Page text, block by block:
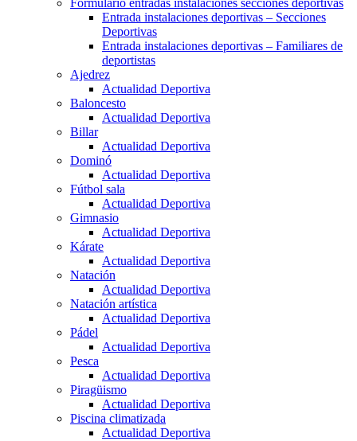
Formulario entradas instalaciones secciones deportivas
Entrada instalaciones deportivas – Secciones
Deportivas
Entrada instalaciones deportivas – Familiares de
deportistas
Ajedrez
Actualidad Deportiva
Baloncesto
Actualidad Deportiva
Billar
Actualidad Deportiva
Dominó
Actualidad Deportiva
Fútbol sala
Actualidad Deportiva
Gimnasio
Actualidad Deportiva
Kárate
Actualidad Deportiva
Natación
Actualidad Deportiva
Natación artística
Actualidad Deportiva
Pádel
Actualidad Deportiva
Pesca
Actualidad Deportiva
Piragüismo
Actualidad Deportiva
Piscina climatizada
Actualidad Deportiva